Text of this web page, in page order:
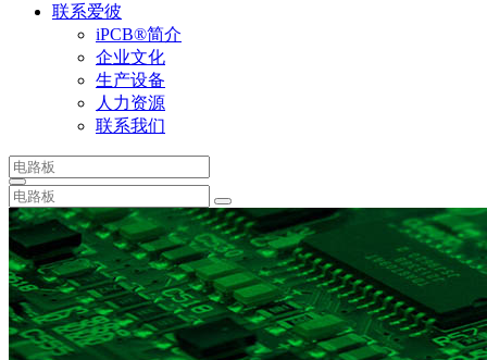
联系爱彼
iPCB®简介
企业文化
生产设备
人力资源
联系我们